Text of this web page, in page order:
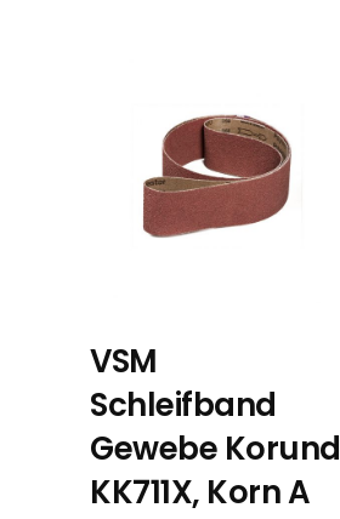
VSM
Schleifband
Gewebe Korund
KK711X, Korn A